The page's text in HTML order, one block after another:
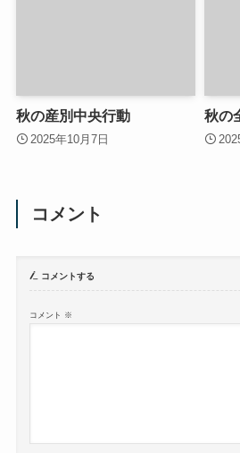
秋の産別中央行動
2025年10月7日
秋の
コメント
コメントする
コメント ※